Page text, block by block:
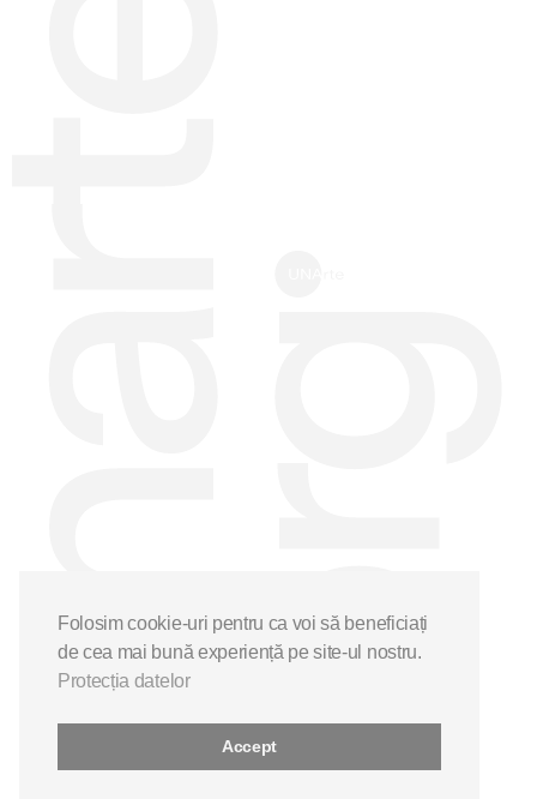
Folosim cookie-uri pentru ca voi să beneficiați
de cea mai bună experiență pe site-ul nostru.
Protecția datelor
Accept